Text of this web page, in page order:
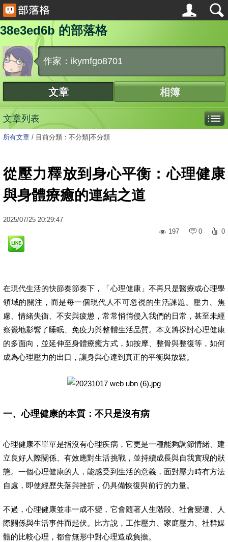
38e3ed6b 的部落格
作家：ikymfgo8701
文章 相簿
文章列表
所有文章 / 目前分類：不分類|不分類
從壓力釋放到身心平衡：心理健康
與身體療癒的連結之道
2025/07/25 20:29:47
197
0 0
在現代生活的快節奏節奏下，「心理健康」不再只是醫療或心理學
領域的關注，而是每一個現代人不可忽視的生活課題。壓力、焦
慮、情緒失衡、不安與疲憊，常常悄悄侵入我們的日常，甚至未經
察覺地影響了睡眠、免疫力與整體生活品質。本文將探討心理健康
的多面向，並延伸至身體療癒方式，如按摩、整骨與整復等，如何
成為心理壓力的出口，讓身與心達到真正的平衡與放鬆。
一、心理健康的本質：不只是沒有病
心理健康不單單是指沒有心理疾病，它更是一種能夠調節情緒、建
立良好人際關係、有效應對生活挑戰，並持續成長與自我實現的狀
態。一個心理健康的人，能感受到生活的意義，面對壓力時有方法
自處，即使經歷失落與挫折，仍具備恢復與前行的力量。
不過，心理健康並非一成不變，它會隨著人生階段、社會變遷、人
際關係與生活事件而起伏。比方說，工作壓力、家庭壓力、社群媒
體的比較心理，都會無形中對心理造成負擔。